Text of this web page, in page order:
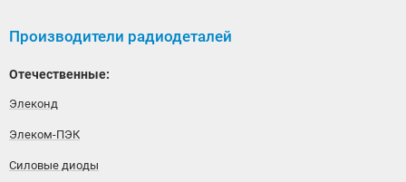
Производители радиодеталей
Отечественные:
Элеконд
Элеком-ПЭК
Силовые диоды